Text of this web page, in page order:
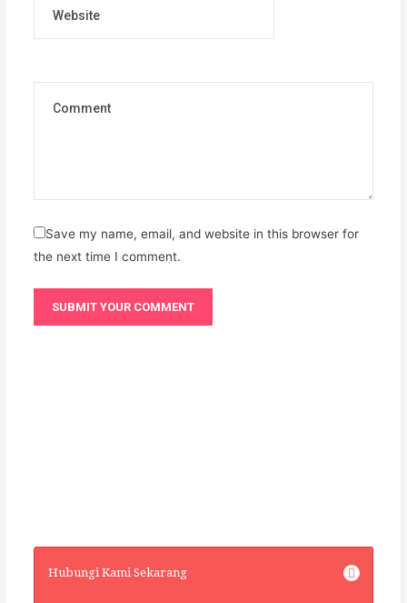
Save my name, email, and website in this browser for
the next time I comment.
Hubungi Kami Sekarang